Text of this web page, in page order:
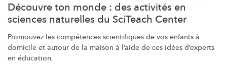
Découvre ton monde : des activités en
sciences naturelles du SciTeach Center
Promouvez les compétences scientifiques de vos enfants à
domicile et autour de la maison à l’aide de ces idées d’experts
en éducation.